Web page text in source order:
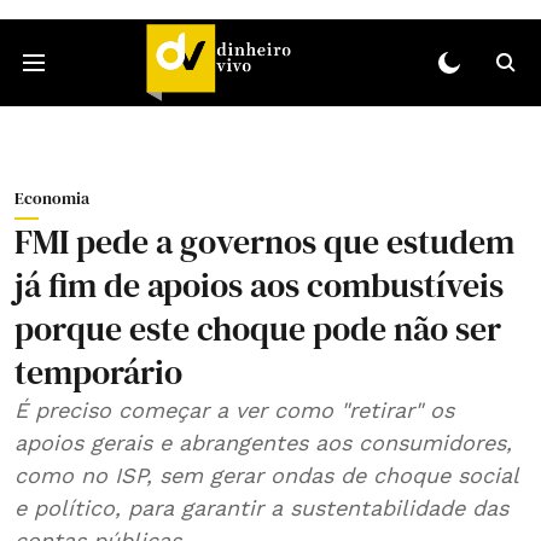
Economia
FMI pede a governos que estudem
já fim de apoios aos combustíveis
porque este choque pode não ser
temporário
É preciso começar a ver como "retirar" os
apoios gerais e abrangentes aos consumidores,
como no ISP, sem gerar ondas de choque social
e político, para garantir a sustentabilidade das